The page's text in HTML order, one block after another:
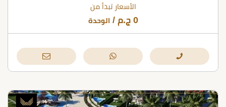
الأسعار تبدأ من
0 ج.م / الوحدة